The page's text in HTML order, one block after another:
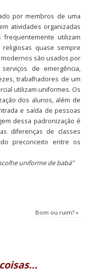
por membros de uma
atividades organizadas
utilizam
quase sempre
são usados por
de emergência,
trabalhadores de um
utilizam uniformes. Os
dos alunos, além de
e saída de pessoas
dessa padronização é
diferenças de classes
preconceito entre os
uniforme de babá”
Bom ou ruim?»